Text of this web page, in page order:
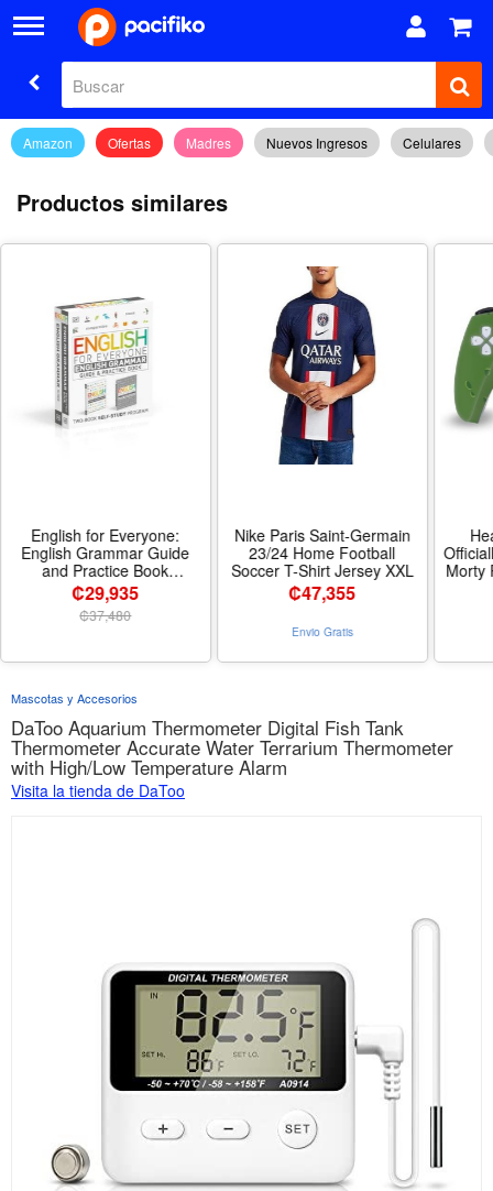
Amazon Ofertas Madres Nuevos Ingresos Celulares
Productos similares
English for Everyone:
English Grammar Guide
and Practice Book
Grammar Boxset: An ESL
Beginner Reference Guide
to English Grammar Rules -
₡29,935
₡37,480
Nike Paris Saint-Germain
23/24 Home Football
Soccer T-Shirt Jersey XXL
₡47,355
Envio Gratis
Morty
Mascotas y Accesorios
DaToo Aquarium Thermometer Digital Fish Tank
Thermometer Accurate Water Terrarium Thermometer
with High/Low Temperature Alarm
Visita la tienda de DaToo